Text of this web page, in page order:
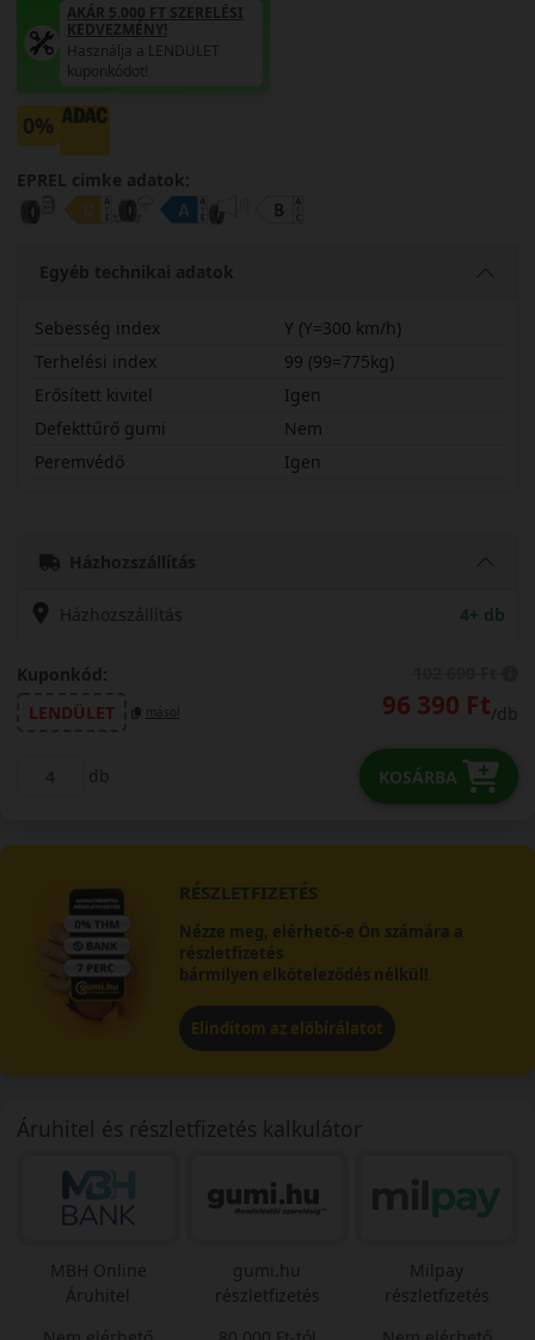
AKÁR 5.000 FT SZERELÉSI
KEDVEZMÉNY!
Használja a LENDÜLET
kuponkódot!
0%
EPREL cimke adatok:
Egyéb technikai adatok
Sebesség index
Y (Y=300 km/h)
Terhelési index
99 (99=775kg)
Erősített kivitel
Igen
Defekttűrő gumi
Nem
Peremvédő
Igen
Házhozszállítás
Házhozszállítás 4+ db
Kuponkód:
LENDÜLET
másol 96 390 Ft/db
db KOSÁRBA
RÉSZLETFIZETÉS
Nézze meg, elérhető-e Ön számára a
részletfizetés
bármilyen elköteleződés nélkül!
Elindítom az előbírálatot
Áruhitel és részletfizetés kalkulátor
MBH Online
Áruhitel
gumi.hu
részletfizetés
Milpay
részletfizetés